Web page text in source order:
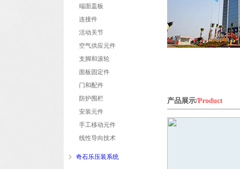
端面盖板
连接件
活动关节
空气供应元件
支脚和滚轮
面板固定件
门和配件
防护围栏
安装元件
手工移动元件
线性导向技术
奇石乐压装系统
产品展示/Product